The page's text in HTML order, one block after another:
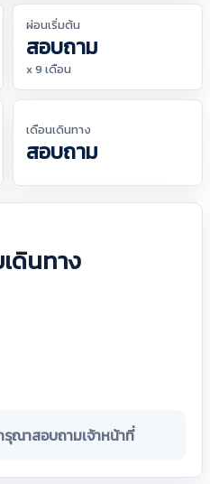
ผ่อนเริ่มต้น
สอบถาม
x 9 เดือน
เดือนเดินทาง
สอบถาม
ดินทาง
รุณาสอบถามเจ้าหน้าที่